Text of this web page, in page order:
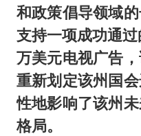
和政策倡导领域
支持一项成功通
万美元电视广告
重新划定该州国
性地影响了该州
格局。